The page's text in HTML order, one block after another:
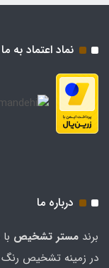
نماد اعتماد به ما
درباره ما
برند مستر تشخيص
در زمینه تشخیص